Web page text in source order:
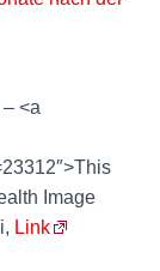
<a
Image
Link